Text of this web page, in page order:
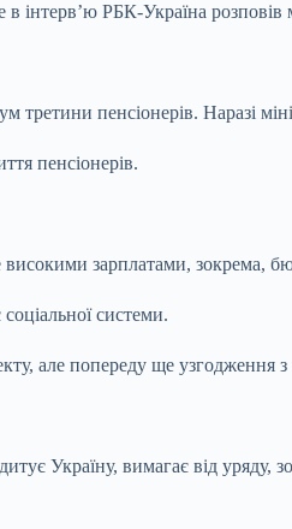
інтерв’ю РБК-Україна розповів
пенсіонерів. Наразі
пенсіонерів.
зарплатами, зокрема,
системи.
але попереду ще
вимагає від уряду,